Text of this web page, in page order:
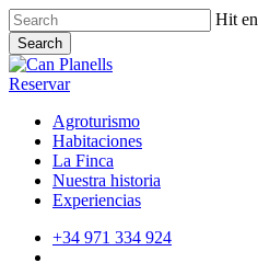
Skip
to
main
content
Hit
Search
Close
Search
Reservar
Agroturismo
Habitaciones
La Finca
Nuestra historia
Experiencias
+34 971 334 924